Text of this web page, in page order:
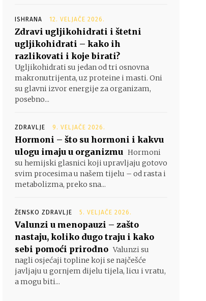
ISHRANA 12. VELJAČE 2026.
Zdravi ugljikohidrati i štetni
ugljikohidrati – kako ih
razlikovati i koje birati?
Ugljikohidrati su jedan od tri osnovna
makronutrijenta, uz proteine i masti. Oni
su glavni izvor energije za organizam,
posebno...
ZDRAVLJE 9. VELJAČE 2026.
Hormoni – što su hormoni i kakvu
ulogu imaju u organizmu Hormoni
su hemijski glasnici koji upravljaju gotovo
svim procesima u našem tijelu – od rasta i
metabolizma, preko sna...
ŽENSKO ZDRAVLJE 5. VELJAČE 2026.
Valunzi u menopauzi – zašto
nastaju, koliko dugo traju i kako
sebi pomoći prirodno Valunzi su
nagli osjećaji topline koji se najčešće
javljaju u gornjem dijelu tijela, licu i vratu,
a mogu biti...